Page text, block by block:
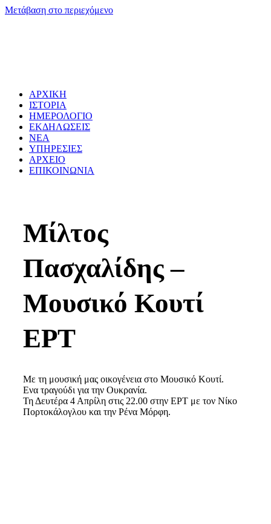
Μετάβαση στο περιεχόμενο
ΑΡΧΙΚΗ
ΙΣΤΟΡΙΑ
ΗΜΕΡΟΛΟΓΙΟ
ΕΚΔΗΛΩΣΕΙΣ
ΝΕΑ
ΥΠΗΡΕΣΙΕΣ
ΑΡΧΕΙΟ
ΕΠΙΚΟΙΝΩΝΙΑ
Μίλτος
Πασχαλίδης –
Μουσικό Κουτί
ΕΡΤ
Με τη μουσική μας οικογένεια στο Μουσικό Κουτί.
Ενα τραγούδι για την Ουκρανία.
Τη Δευτέρα 4 Απρίλη στις 22.00 στην ΕΡΤ με τον Νίκο
Πορτοκάλογλου και την Ρένα Μόρφη.